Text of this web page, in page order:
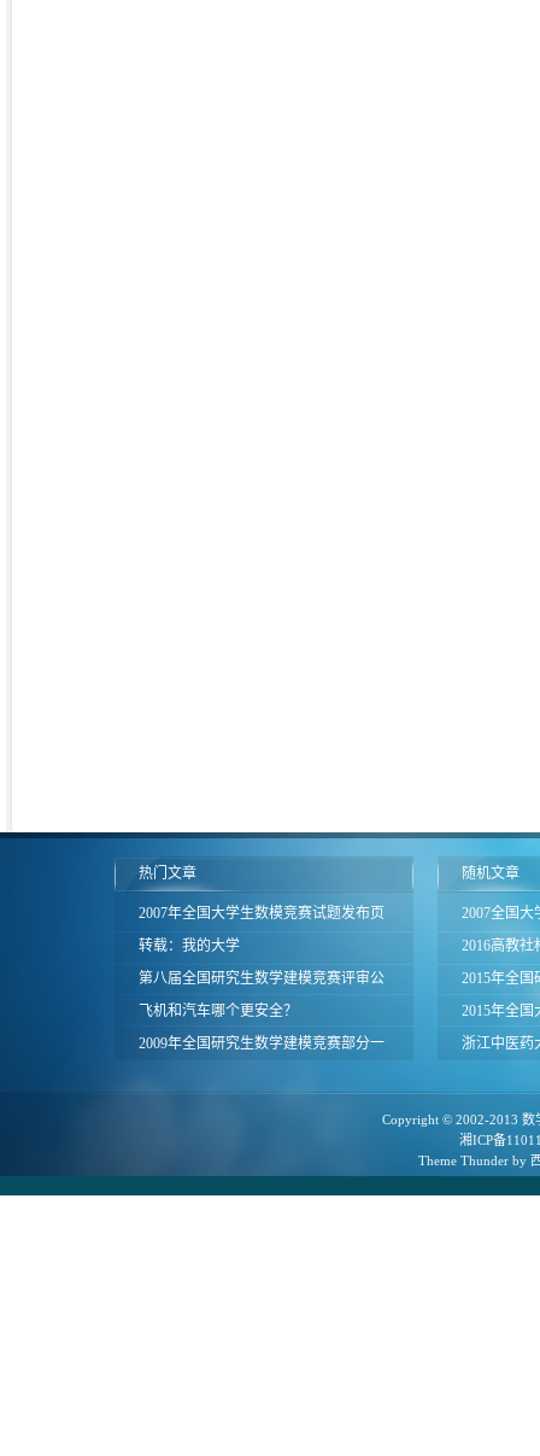
热门文章
2007年全国大学生数模竞赛试题发布页
面
转载：我的大学
第八届全国研究生数学建模竞赛评审公
告
飞机和汽车哪个更安全？
2009年全国研究生数学建模竞赛部分一
随机文章
2007全国
获奖名单（
2016高教
获奖名单（
2015年全
压缩密码
2015年全
评与经验交
浙江中医药
Copyright © 2002-2013 数
湘ICP备
Theme Thunderby